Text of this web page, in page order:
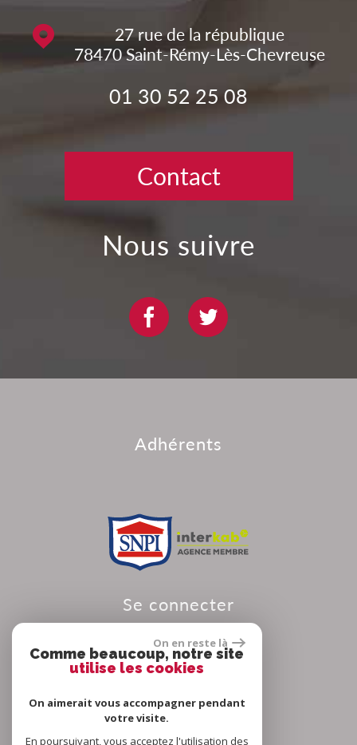
27 rue de la république
78470 Saint-Rémy-Lès-Chevreuse
01 30 52 25 08
Contact
nous suivre
adhérents
se connecter
On en reste là
Comme beaucoup, notre site
utilise les cookies
On aimerait vous accompagner pendant
votre visite.
En poursuivant, vous acceptez l'utilisation des